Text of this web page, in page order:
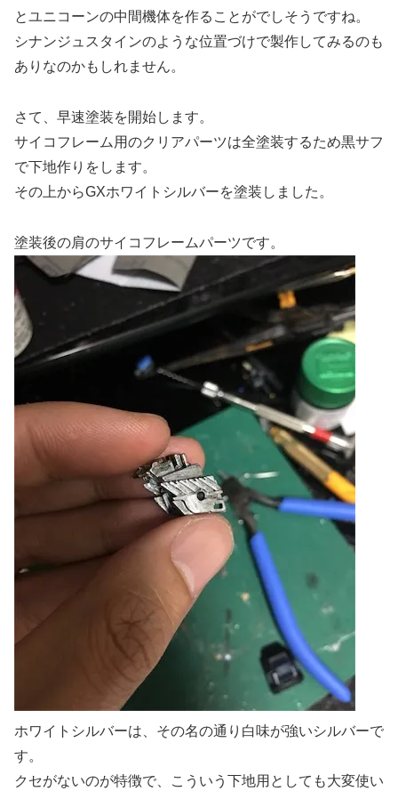
とユニコーンの中間機体を作ることがでしそうですね。
シナンジュスタインのような位置づけで製作してみるのも
ありなのかもしれません。
さて、早速塗装を開始します。
サイコフレーム用のクリアパーツは全塗装するため黒サフ
で下地作りをします。
その上からGXホワイトシルバーを塗装しました。
塗装後の肩のサイコフレームパーツです。
ホワイトシルバーは、その名の通り白味が強いシルバーで
す。
クセがないのが特徴で、こういう下地用としても大変使い